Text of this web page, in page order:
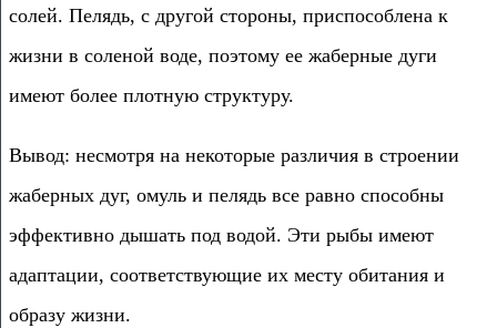
солей. Пелядь, с другой стороны, приспособлена к
жизни в соленой воде, поэтому ее жаберные дуги
имеют более плотную структуру.
Вывод: несмотря на некоторые различия в строении
жаберных дуг, омуль и пелядь все равно способны
эффективно дышать под водой. Эти рыбы имеют
адаптации, соответствующие их месту обитания и
образу жизни.